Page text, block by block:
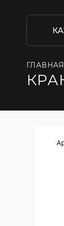
ГЛАВНАЯ